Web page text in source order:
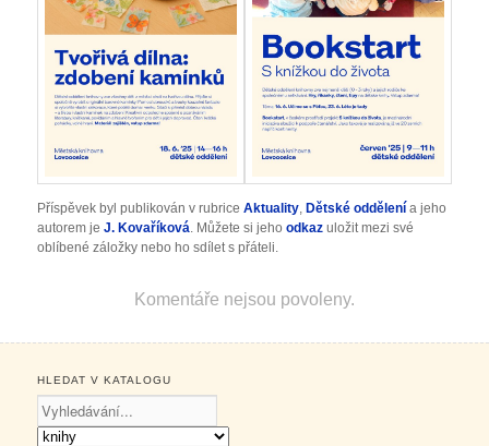
Příspěvek byl publikován v rubriceAktuality ,Dětské oddělení a jeho
autorem jeJ. Kovaříková . Můžete si jehoodkaz uložit mezi své
oblíbené záložky nebo ho sdílet s přáteli.
Komentáře nejsou povoleny.
HLEDAT V KATALOGU